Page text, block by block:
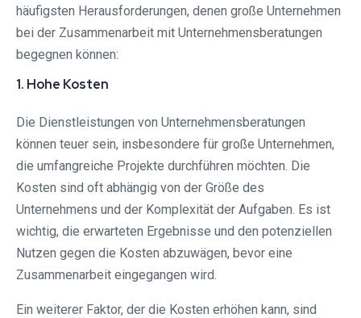
häufigsten Herausforderungen, denen große Unternehmen
bei der Zusammenarbeit mit Unternehmensberatungen
begegnen können:
1. Hohe Kosten
Die Dienstleistungen von Unternehmensberatungen
können teuer sein, insbesondere für große Unternehmen,
die umfangreiche Projekte durchführen möchten. Die
Kosten sind oft abhängig von der Größe des
Unternehmens und der Komplexität der Aufgaben. Es ist
wichtig, die erwarteten Ergebnisse und den potenziellen
Nutzen gegen die Kosten abzuwägen, bevor eine
Zusammenarbeit eingegangen wird.
Ein weiterer Faktor, der die Kosten erhöhen kann, sind